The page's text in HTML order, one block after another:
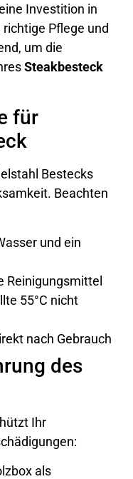
Investition in
Pflege und
um die
Steakbesteck
für
Bestecks
Beachten
und ein
Reinigungsmittel
55°C nicht
nach Gebrauch
des
Ihr
als